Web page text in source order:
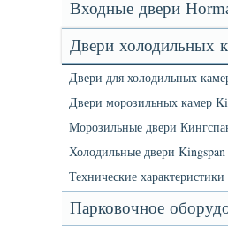
Входные двери
Двери холодильных
Двери для холодильных
Двери морозильных камер
Морозильные двери
Холодильные двери Kingspan
Технические
Парковочное